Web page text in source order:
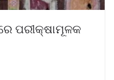
ପରୀକ୍ଷାମୂଳକ